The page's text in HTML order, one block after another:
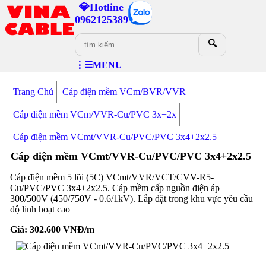
💎Hotline
0962125389
🔍
⋮☰MENU
Trang Chủ Cáp điện mềm VCm/BVR/VVR
Cáp điện mềm VCm/VVR-Cu/PVC 3x+2x
Cáp điện mềm VCmt/VVR-Cu/PVC/PVC 3x4+2x2.5
Cáp điện mềm VCmt/VVR-Cu/PVC/PVC 3x4+2x2.5
Cáp điện mềm 5 lõi (5C) VCmt/VVR/VCT/CVV-R5-
Cu/PVC/PVC 3x4+2x2.5. Cáp mềm cấp nguồn điện áp
300/500V (450/750V - 0.6/1kV). Lắp đặt trong khu vực yêu cầu
độ linh hoạt cao
Giá: 302.600VNĐ/m